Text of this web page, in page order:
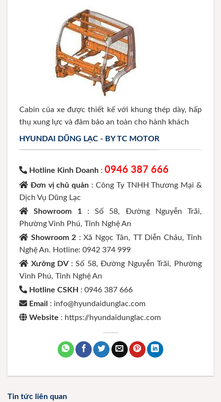
Cabin của xe được thiết kế với khung thép dày, hấp
thụ xung lực và đảm bảo an toàn cho hành khách
HYUNDAI DŨNG LẠC - BY TC MOTOR
Hotline Kinh Doanh : 0946 387 666
Đơn vị chủ quản : Công Ty TNHH Thương Mại &
Dịch Vụ Dũng Lạc
Showroom 1 : Số 58, Đường Nguyễn Trãi,
Phường Vinh Phú, Tỉnh Nghệ An
Showroom 2 : Xã Ngọc Tân, TT Diễn Châu, Tỉnh
Nghệ An. Hotline: 0942 374 999
Xưởng DV : Số 58, Đường Nguyễn Trãi, Phường
Vinh Phú, Tỉnh Nghệ An
Hotline CSKH : 0946 387 666
Email : info@hyundaidunglac.com
Website : https://hyundaidunglac.com
Tin tức liên quan